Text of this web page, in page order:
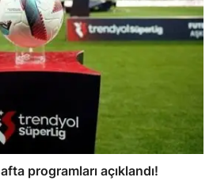
programları açıklandı!